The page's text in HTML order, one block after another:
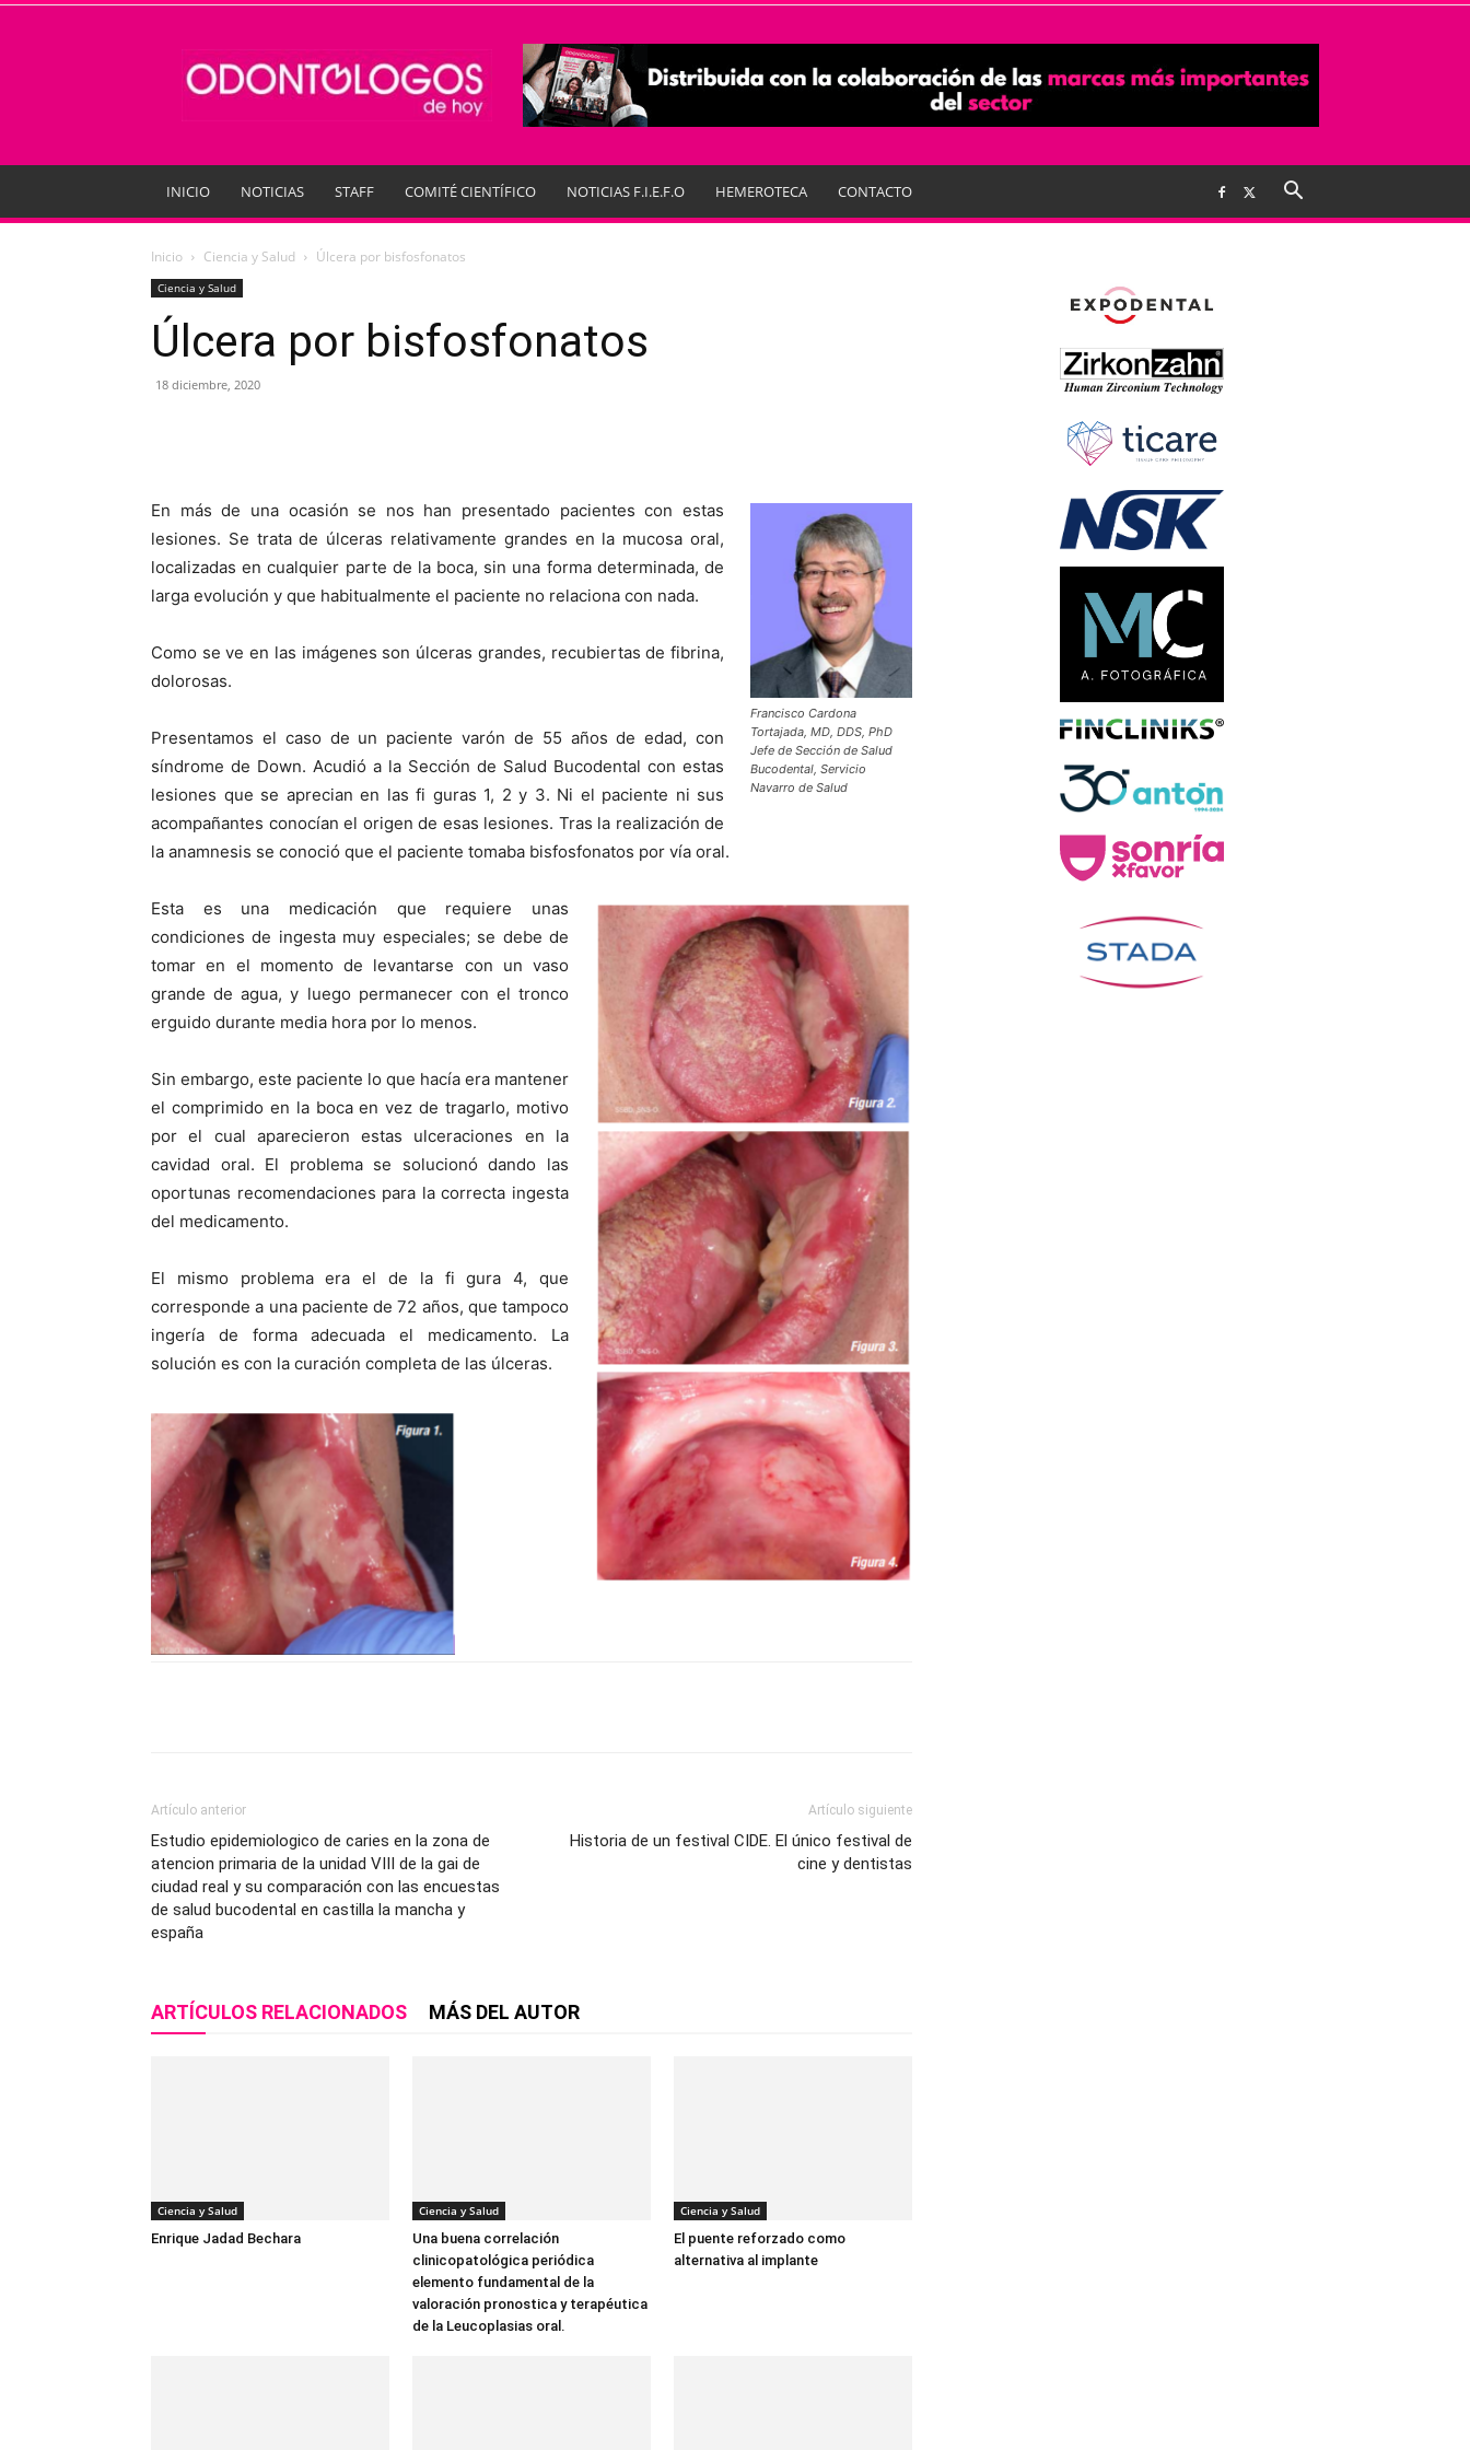
de
Hoy
INICIO NOTICIAS STAFF COMITÉ CIENTÍFICO NOTICIAS F.I.E.F.O HEMEROTECA CONTACTO
Inicio Ciencia y Salud Úlcera por bisfosfonatos
Ciencia y Salud
Úlcera por bisfosfonatos
18 diciembre, 2020
Francisco Cardona
Tortajada, MD, DDS, PhD
Jefe de Sección de Salud
Bucodental, Servicio
Navarro de Salud
En más de una ocasión se nos han presentado pacientes con estas
lesiones. Se trata de úlceras relativamente grandes en la mucosa oral,
localizadas en cualquier parte de la boca, sin una forma determinada, de
larga evolución y que habitualmente el paciente no relaciona con nada.
Como se ve en las imágenes son úlceras grandes, recubiertas de fibrina,
dolorosas.
Presentamos el caso de un paciente varón de 55 años de edad, con
síndrome de Down. Acudió a la Sección de Salud Bucodental con estas
lesiones que se aprecian en las fi guras 1, 2 y 3. Ni el paciente ni sus
acompañantes conocían el origen de esas lesiones. Tras la realización de
la anamnesis se conoció que el paciente tomaba bisfosfonatos por vía oral.
Esta es una medicación que requiere unas
condiciones de ingesta muy especiales; se debe de
tomar en el momento de levantarse con un vaso
grande de agua, y luego permanecer con el tronco
erguido durante media hora por lo menos.
Sin embargo, este paciente lo que hacía era mantener
el comprimido en la boca en vez de tragarlo, motivo
por el cual aparecieron estas ulceraciones en la
cavidad oral. El problema se solucionó dando las
oportunas recomendaciones para la correcta ingesta
del medicamento.
El mismo problema era el de la fi gura 4, que
corresponde a una paciente de 72 años, que tampoco
ingería de forma adecuada el medicamento. La
solución es con la curación completa de las úlceras.
Artículo anterior
Estudio epidemiologico de caries en la zona de
atencion primaria de la unidad VIII de la gai de
ciudad real y su comparación con las encuestas
de salud bucodental en castilla la mancha y
españa
Artículo siguiente
Historia de un festival CIDE. El único festival de
cine y dentistas
ARTÍCULOS RELACIONADOS MÁS DEL AUTOR
Ciencia y Salud
Enrique Jadad Bechara
Ciencia y Salud
Una buena correlación
clinicopatológica periódica
elemento fundamental de la
valoración pronostica y terapéutica
de la Leucoplasias oral.
Ciencia y Salud
El puente reforzado como
alternativa al implante